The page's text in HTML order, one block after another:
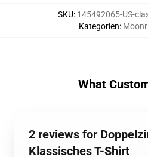
SKU: 145492065-US-
Kategorien:
What
2 reviews for
Klassisches T-Shirt